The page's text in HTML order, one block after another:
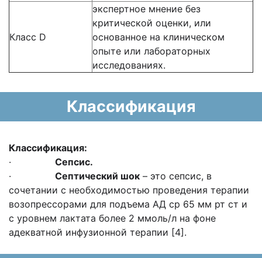
Класс D
экспертное мнение без
критической оценки, или
основанное на клиническом
опыте или лабораторных
исследованиях.
Классификация
Классификация:
· Cепсис.
· Cептический шок – это сепсис, в
сочетании с необходимостью проведения терапии
возопрессорами для подъема АД ср 65 мм рт ст и
с уровнем лактата более 2 ммоль/л на фоне
адекватной инфузионной терапии [4].